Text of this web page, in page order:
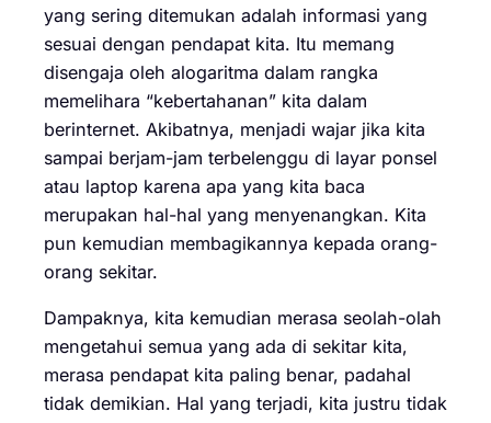
yang sering ditemukan adalah informasi yang
sesuai dengan pendapat kita. Itu memang
disengaja oleh alogaritma dalam rangka
memelihara “kebertahanan” kita dalam
berinternet. Akibatnya, menjadi wajar jika kita
sampai berjam-jam terbelenggu di layar ponsel
atau laptop karena apa yang kita baca
merupakan hal-hal yang menyenangkan. Kita
pun kemudian membagikannya kepada orang-
orang sekitar.
Dampaknya, kita kemudian merasa seolah-olah
mengetahui semua yang ada di sekitar kita,
merasa pendapat kita paling benar, padahal
tidak demikian. Hal yang terjadi, kita justru tidak